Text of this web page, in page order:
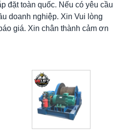
đặt toàn quốc. Nếu có yêu cầu
doanh nghiệp. Xin Vui lòng
giá. Xin chân thành cảm ơn